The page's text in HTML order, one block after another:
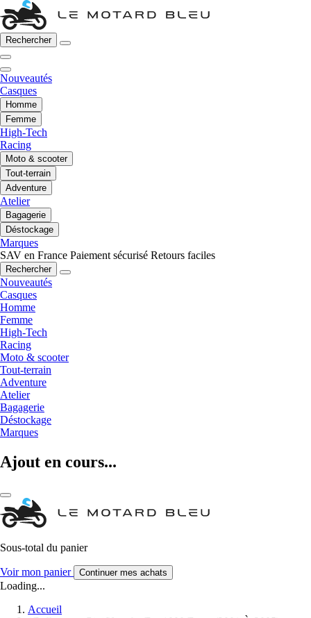
Rechercher
Nouveautés
Casques
Homme
Femme
High-Tech
Racing
Moto & scooter
Tout-terrain
Adventure
Atelier
Bagagerie
Déstockage
Marques
SAV en France Paiement sécurisé Retours faciles
Rechercher
Nouveautés
Casques
Homme
Femme
High-Tech
Racing
Moto & scooter
Tout-terrain
Adventure
Atelier
Bagagerie
Déstockage
Marques
Ajout en cours...
Sous-total du panier
Voir mon panier Continuer mes achats
Loading...
Accueil